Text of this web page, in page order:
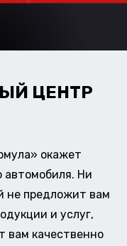
ЦЕНТР
окажет
автомобиля. Ни
не предложит вам
и услуг,
вам качественно